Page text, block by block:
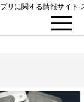
リに関する情報サイト